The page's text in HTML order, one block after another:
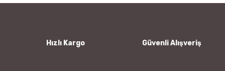
Ürün bilgilerinde hatalar bulunuyor.
Hızlı Kargo Güvenli Alışveriş